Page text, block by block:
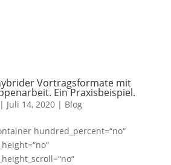
Vortragsformate mit
Ein Praxisbeispiel.
| Juli 14, 2020| Blog
hundred_percent=“no“